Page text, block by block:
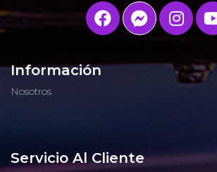
Información
Nosotros
Servicio Al Cliente